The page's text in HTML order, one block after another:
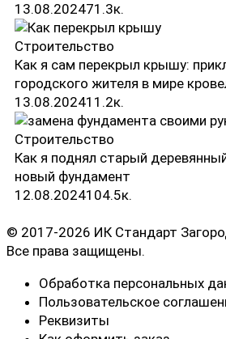
13.08.202471.3к.
Строительство
Как я сам перекрыл крышу:
городского жителя в мире
13.08.20241 1.2к.
Строительство
Как я поднял старый
новый фундамент
12.08.2024104.5к.
© 2017-2026 ИК Стандарт
Все права защищены.
Обработка персональных
Пользовательское
Реквизиты